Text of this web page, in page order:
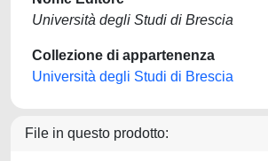
Università degli Studi di Brescia
Collezione di appartenenza
Università degli Studi di Brescia
File in questo prodotto: